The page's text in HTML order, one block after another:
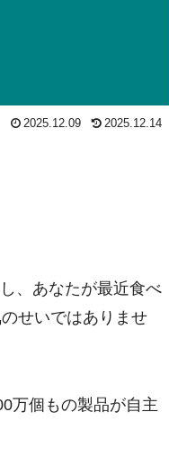
2025.12.09 2025.12.14
、あなたが最近食べ
せいではありませ
万個もの製品が自主